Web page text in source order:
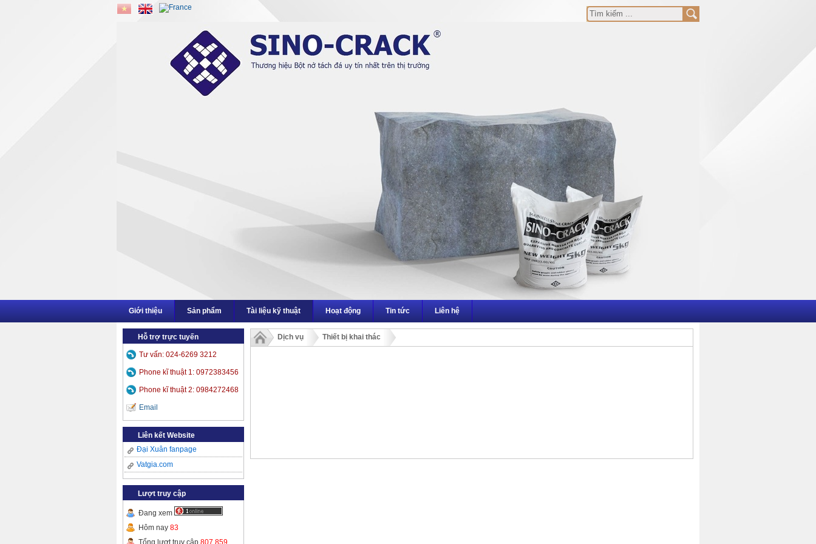
Giới thiệu Sản phẩm Tài liệu kỹ thuật Hoạt động Tin tức Liên hệ
Hỗ trợ trực tuyến
Tư vấn: 024-6269 3212
Phone kĩ thuật 1: 0972383456
Phone kĩ thuật 2: 0984272468
Email
Liên kết Website
Đại Xuân fanpage
Vatgia.com
Lượt truy cập
Đang xem
Hôm nay 83
Tổng lượt truy cập 807,859
Dịch vụ Thiết bị khai thác